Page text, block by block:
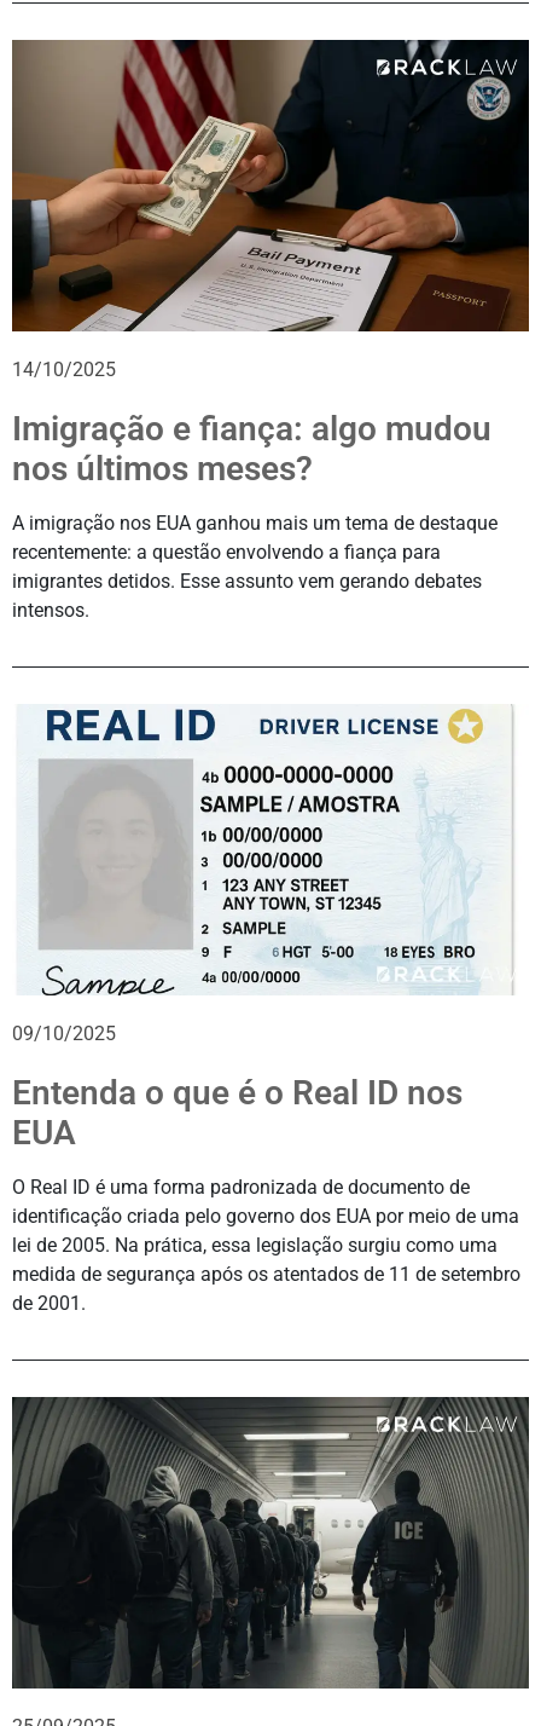
14/10/2025
Imigração e fiança: algo mudou
nos últimos meses?
A imigração nos EUA ganhou mais um tema de destaque
recentemente: a questão envolvendo a fiança para
imigrantes detidos. Esse assunto vem gerando debates
intensos.
09/10/2025
Entenda o que é o Real ID nos
EUA
O Real ID é uma forma padronizada de documento de
identificação criada pelo governo dos EUA por meio de uma
lei de 2005. Na prática, essa legislação surgiu como uma
medida de segurança após os atentados de 11 de setembro
de 2001.